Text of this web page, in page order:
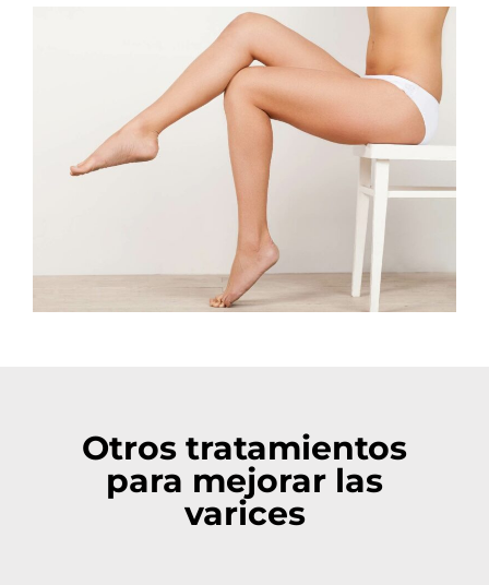
Otros tratamientos
para mejorar las
varices